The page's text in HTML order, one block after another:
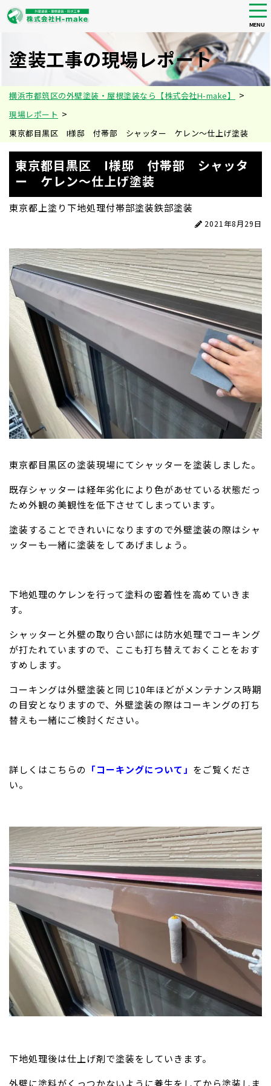
main
MENU
塗装工事の現場レポート
横浜市都筑区の外壁塗装・屋根塗装なら【株式会社H-make】 >
現場レポート >
東京都目黒区 I様邸 付帯部 シャッター ケレン〜仕上げ塗装
東京都目黒区 I様邸 付帯部 シャッタ
ー ケレン〜仕上げ塗装
東京都 上塗り 下地処理付帯部塗装鉄部塗装
2021年8月29日
東京都目黒区の塗装現場にてシャッターを塗装しました。
既存シャッターは経年劣化により色があせている状態だっ
ため外観の美観性を低下させてしまっています。
塗装することできれいになりますので外壁塗装の際はシャ
ッターも一緒に塗装をしてあげましょう。
下地処理のケレンを行って塗料の密着性を高めていきま
す。
シャッターと外壁の取り合い部には防水処理でコーキング
が打たれていますので、ここも打ち替えておくことをおす
すめします。
コーキングは外壁塗装と同じ10年ほどがメンテナンス時期
の目安となりますので、外壁塗装の際はコーキングの打ち
替えも一緒にご検討ください。
詳しくはこちらの 「コーキングについて」 をご覧くださ
い。
下地処理後は仕上げ剤で塗装をしていきます。
外壁に塗料がくっつかないように養生をしてから塗装しま